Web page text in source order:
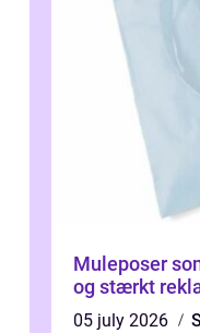
Muleposer
og stærkt
05 july 2026